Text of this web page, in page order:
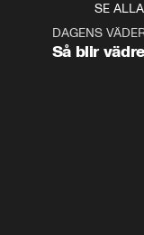
SE ALLA
DAGENS
Så blir